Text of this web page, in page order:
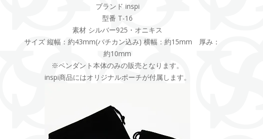
ブランド inspi
型番 T-16
素材 シルバー925・オニキス
サイズ 縦幅：約43mm(バチカン込み) 横幅：約15mm 厚み：
約10mm
※ペンダント本体のみの販売となります。
inspi商品にはオリジナルポーチが付属します。